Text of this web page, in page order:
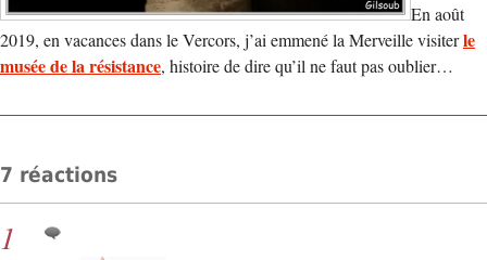
En août
2019, en vacances dans le Vercors, j’ai emmené la Merveille visiterle
musée de la résistance, histoire de dire qu’il ne faut pas oublier…
7 réactions
1